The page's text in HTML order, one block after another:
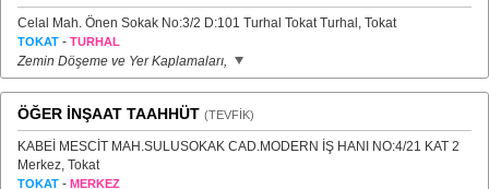
Celal Mah. Önen Sokak No:3/2 D:101 Turhal Tokat Turhal, Tokat
TOKAT - TURHAL
Zemin Döşeme ve Yer Kaplamaları,
ÖĞER İNŞAAT TAAHHÜT (TEVFİK)
KABEİ MESCİT MAH.SULUSOKAK CAD.MODERN İŞ HANI NO:4/21 KAT 2
Merkez, Tokat
TOKAT - MERKEZ